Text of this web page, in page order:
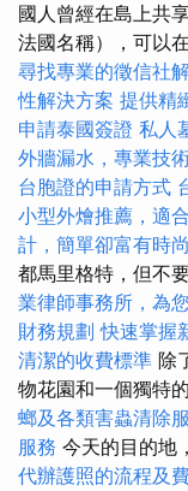
國人曾經在島上共
法國名稱），可以
尋找專業的徵信社
性解決方案 提供精
申請泰國簽證 私人
外牆漏水，專業技
台胞證的申請方式
小型外燴推薦，適
計，簡單卻富有時
都馬里格特，但不
業律師事務所，為
財務規劃 快速掌握
清潔的收費標準 除
物花園和一個獨特
螂及各類害蟲清除
服務 今天的目的地
代辦護照的流程及